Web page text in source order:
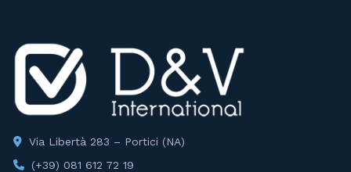
Via Libertà 283 – Portici (NA)
(+39) 081 612 72 19